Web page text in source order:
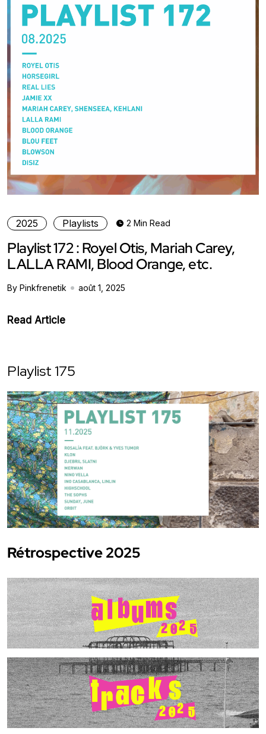
2025 Playlists 2 Min Read
Playlist 172 : Royel Otis, Mariah Carey,
LALLA RAMI, Blood Orange, etc.
By Pinkfrenetik août 1, 2025
Read Article
Playlist 175
Rétrospective 2025